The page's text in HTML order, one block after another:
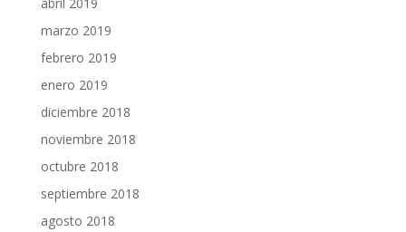
marzo 2019
febrero 2019
enero 2019
diciembre 2018
noviembre 2018
octubre 2018
septiembre 2018
agosto 2018